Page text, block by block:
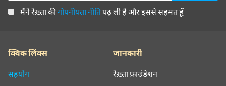
मैंने रेख़्ता कीगोपनीयता नीतिपढ़ ली है और इससे सहमत हूँ
क्विक लिंक्स
सहयोग
जानकारी
रेख़्ता फ़ाउंडेशन